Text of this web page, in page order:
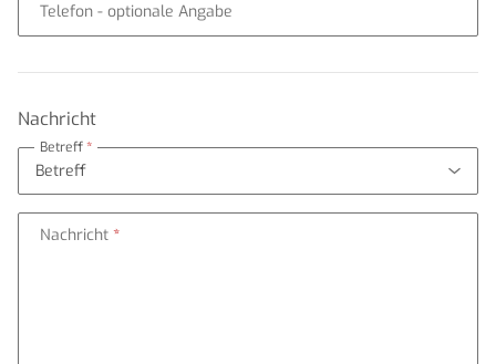
Telefon - optionale Angabe
Nachricht
Betreff
Nachricht